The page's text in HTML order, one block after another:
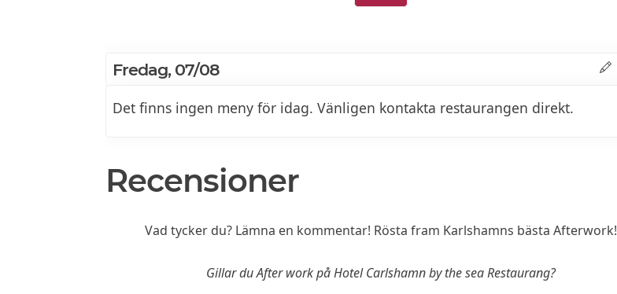
Fredag, 07/08
Det finns ingen meny för idag. Vänligen kontakta restaurangen direkt.
Recensioner
Vad tycker du? Lämna en kommentar! Rösta fram Karlshamns bästa Afterwork!
Gillar du After work på Hotel Carlshamn by the sea Restaurang?